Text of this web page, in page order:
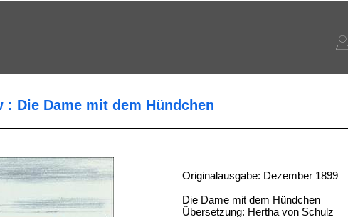
: Die Dame mit dem Hündchen
Originalausgabe: Dezember 1899
Die Dame mit dem Hündchen
Übersetzung: Hertha von Schulz